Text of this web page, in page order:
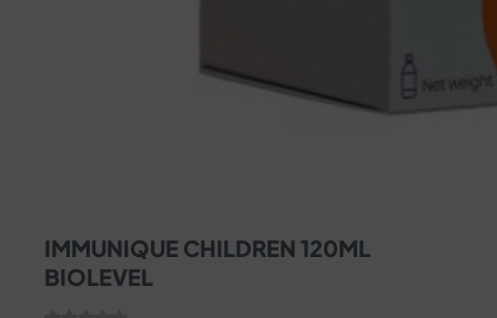
IMMUNIQUE CHILDREN 120ML
BIOLEVEL